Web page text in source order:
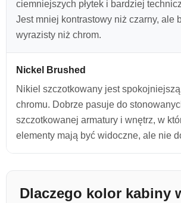
ciemniejszych płytek i bardziej
Jest mniej kontrastowy niż czarny, ale
wyrazisty niż chrom.
Nickel Brushed
Nikiel szczotkowany jest
chromu. Dobrze pasuje do
szczotkowanej armatury i wnętrz, w
elementy mają być widoczne, ale nie
Dlaczego kolor kabiny